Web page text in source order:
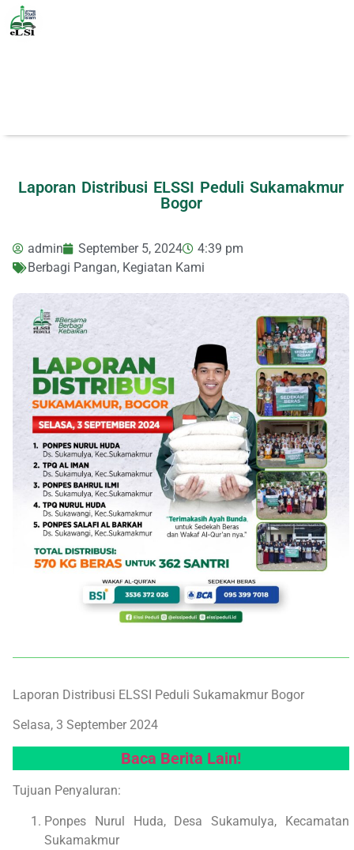
Laporan Distribusi ELSSI Peduli Sukamakmur
Bogor
admin September 5, 2024
4:39 pm
Berbagi Pangan, Kegiatan Kami
Laporan Distribusi ELSSI Peduli Sukamakmur Bogor
Selasa, 3 September 2024
Baca Berita Lain!
Tujuan Penyaluran:
Ponpes Nurul Huda, Desa Sukamulya, Kecamatan
Sukamakmur